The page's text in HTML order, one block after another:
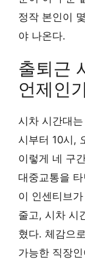
정작 본인이
야 나온다.
출퇴근
언제인
시차 시간대
시부터 10시,
이렇게 네 구
대중교통을
이 인센티브
줄고, 시차 시
혔다. 체감으
가능한 직장